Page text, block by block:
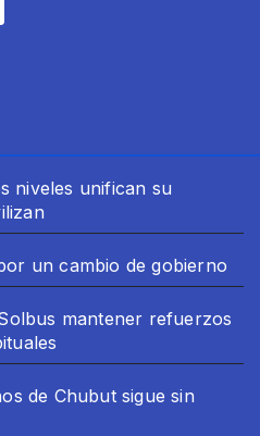
niveles unifican su
un cambio de gobierno
mantener refuerzos
de Chubut sigue sin